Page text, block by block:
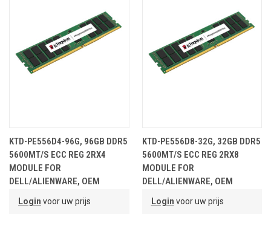
KTD-PE556D4-96G, 96GB DDR5
5600MT/S ECC REG 2RX4
MODULE FOR
DELL/ALIENWARE, OEM
Login voor uw prijs
KTD-PE556D8-32G, 32GB DDR5
5600MT/S ECC REG 2RX8
MODULE FOR
DELL/ALIENWARE, OEM
Login voor uw prijs